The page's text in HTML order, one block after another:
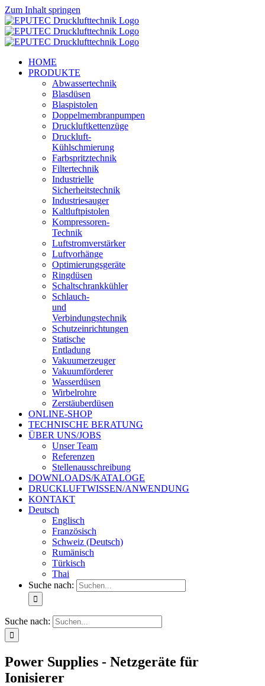
Zum Inhalt springen
HOME
PRODUKTE
Abwassertechnik
Blasdüsen
Blaspistolen
Doppelmembranpumpen
Druckluftkettenzüge
Druckluft-
Kühlschmierung
Farbspritztechnik
Filtertechnik
Industrielle
Sicherheitstechnik
Industriesauger
Kaltluftpistolen
Kompressoren-
Technik
Luftstromverstärker
Luftvorhänge
Optimierungsgeräte
Ringdüsen
Schaltschrankkühler
Schlauch-
und
Verbindungstechnik
Schutzeinrichtungen
Statische
Entladung
Vakuumerzeuger
Vakuumförderer
Wasserdüsen
Wirbelrohre
Zerstäuberdüsen
ONLINE-SHOP
TECHNISCHE BERATUNG
ÜBER UNS/JOBS
Unser Team
Referenzen
Stellenausschreibung
DOWNLOADS/KATALOGE
DRUCKLUFTWISSEN/ANWENDUNG
KONTAKT
Deutsch
Englisch
Französisch
Schweiz (Deutsch)
Rumänisch
Türkisch
Thai
Suche nach:
Suche nach:
Power Supplies - Netzgeräte für
Ionisierer